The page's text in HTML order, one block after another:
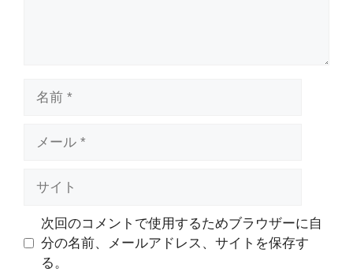
次回のコメントで使用するためブラウザーに自
分の名前、メールアドレス、サイトを保存す
る。